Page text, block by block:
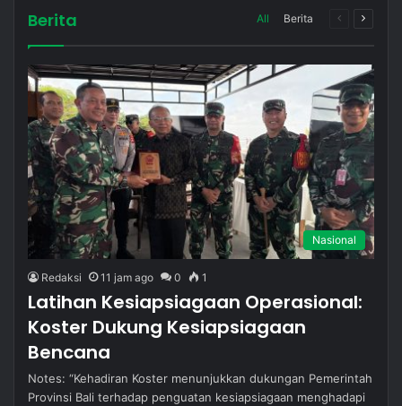
Berita All Berita
Previous
Nasional
Redaksi 11 jam ago 0 1
Latihan Kesiapsiagaan Operasional:
Koster Dukung Kesiapsiagaan
Bencana
Notes: “Kehadiran Koster menunjukkan dukungan Pemerintah
Provinsi Bali terhadap penguatan kesiapsiagaan menghadapi